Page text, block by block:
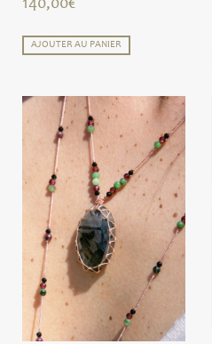
140,00€
AJOUTER AU PANIER